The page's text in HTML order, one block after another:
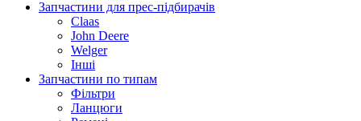
Запчастини для прес-підбирачів
Claas
John Deere
Welger
Інші
Запчастини по типам
Фільтри
Ланцюги